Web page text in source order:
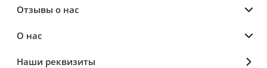
Отзывы о нас
О нас
Наши реквизиты